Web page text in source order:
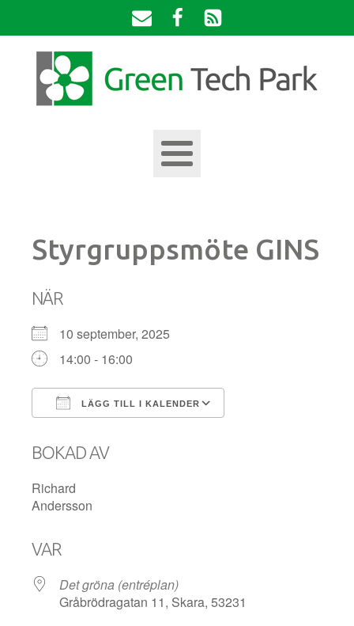
Styrgruppsmöte GINS
NÄR
10 september, 2025
14:00 - 16:00
LÄGG TILL I KALENDER
BOKAD AV
Richard
Andersson
VAR
Det gröna (entréplan)
Gråbrödragatan 11, Skara, 53231